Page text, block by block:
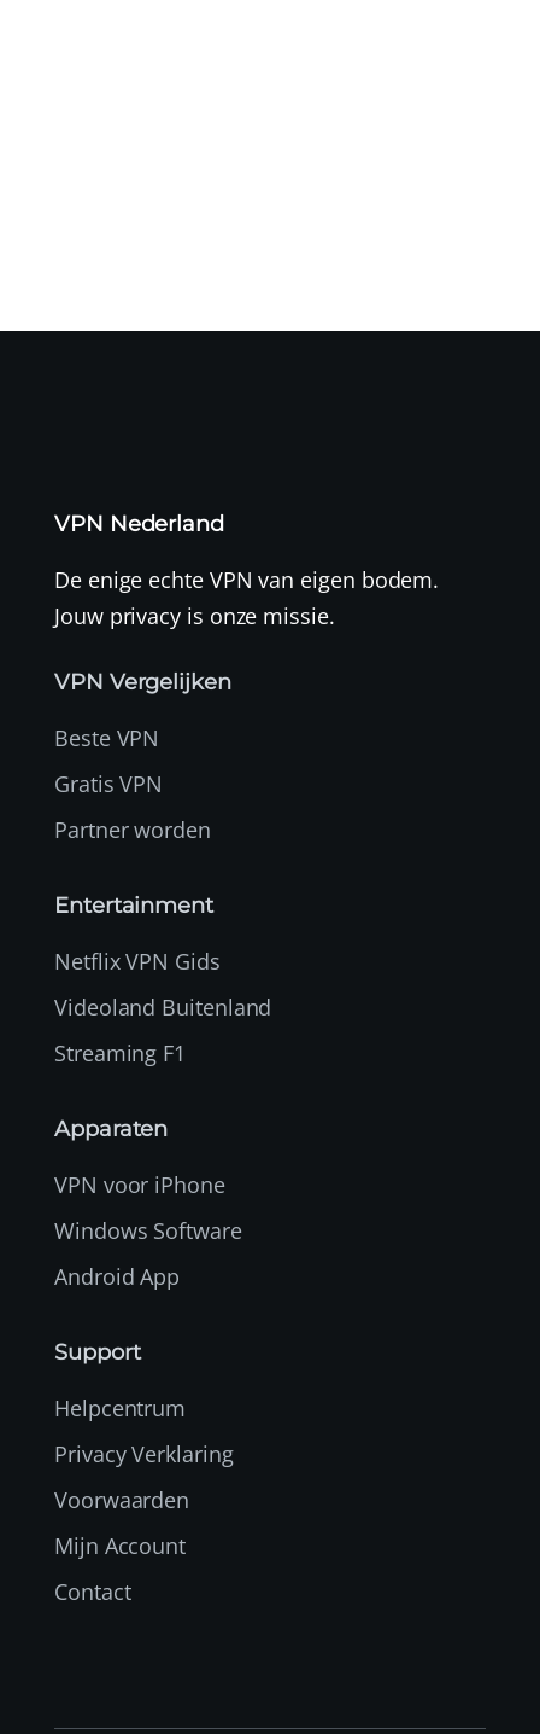
VPN Nederland
De enige echte VPN van eigen bodem.
Jouw privacy is onze missie.
VPN Vergelijken
Beste VPN
Gratis VPN
Partner worden
Entertainment
Netflix VPN Gids
Videoland Buitenland
Streaming F1
Apparaten
VPN voor iPhone
Windows Software
Android App
Support
Helpcentrum
Privacy Verklaring
Voorwaarden
Mijn Account
Contact